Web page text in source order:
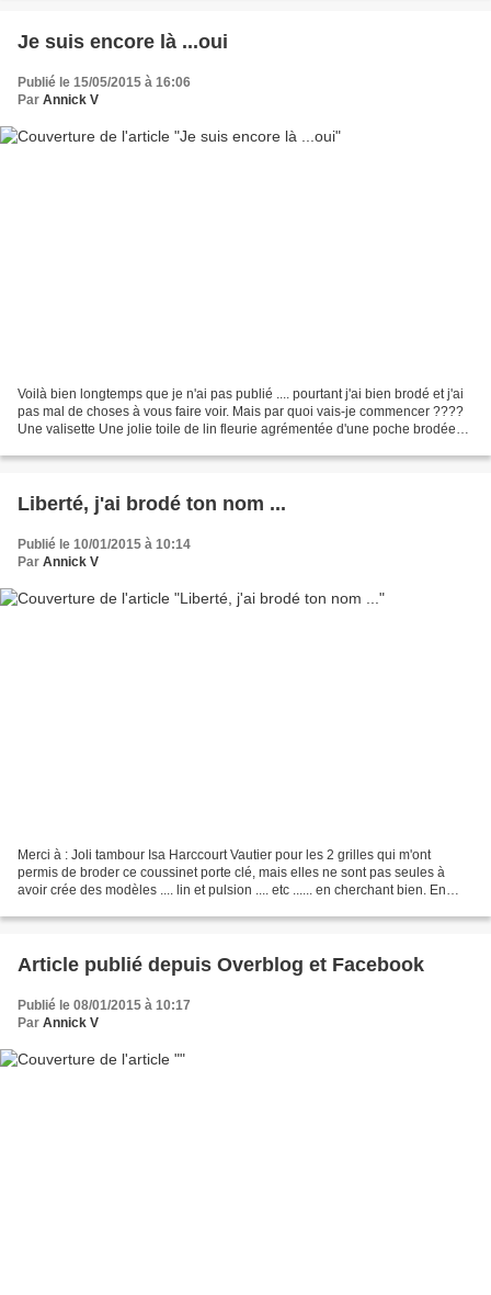
Je suis encore là ...oui
Publié le 15/05/2015 à 16:06
Par Annick V
Voilà bien longtemps que je n'ai pas publié .... pourtant j'ai bien brodé et j'ai
pas mal de choses à vous faire voir. Mais par quoi vais-je commencer ????
Une valisette Une jolie toile de lin fleurie agrémentée d'une poche brodée
Liberté, j'ai brodé ton nom ...
Publié le 10/01/2015 à 10:14
Par Annick V
Merci à : Joli tambour Isa Harccourt Vautier pour les 2 grilles qui m'ont
permis de broder ce coussinet porte clé, mais elles ne sont pas seules à
avoir crée des modèles .... lin et pulsion .... etc ...... en cherchant bien. En
Article publié depuis Overblog et Facebook
Publié le 08/01/2015 à 10:17
Par Annick V